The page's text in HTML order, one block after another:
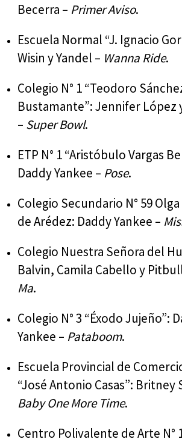
Becerra – Primer Aviso.
Escuela Normal “J. Ignacio
Wisin y Yandel – Wanna Ride.
Colegio N° 1 “Teodoro
Bustamante”: Jennifer López
– Super Bowl.
ETP N° 1 “Aristóbulo Vargas
Daddy Yankee – Pose.
Colegio Secundario N° 59
de Arédez: Daddy Yankee –
Colegio Nuestra Señora del
Balvin, Camila Cabello y
Ma.
Colegio N° 3 “Éxodo Jujeño”:
Yankee – Pataboom.
Escuela Provincial de
“José Antonio Casas”: Britney
Baby One More Time.
Centro Polivalente de Arte N°